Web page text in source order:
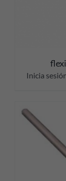
Inicia